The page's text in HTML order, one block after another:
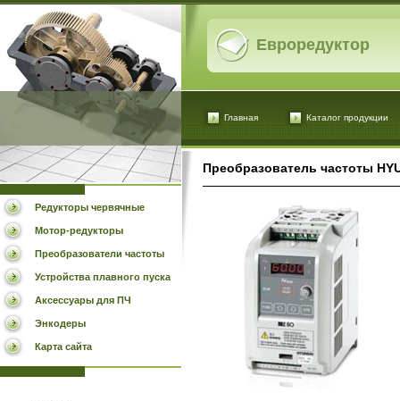
Евроредуктор
Главная Каталог продукции
Редукторы червячные
Мотор-редукторы
Преобразователи частоты
Устройства плавного пуска
Аксессуары для ПЧ
Энкодеры
Карта сайта
Преобразователь частоты